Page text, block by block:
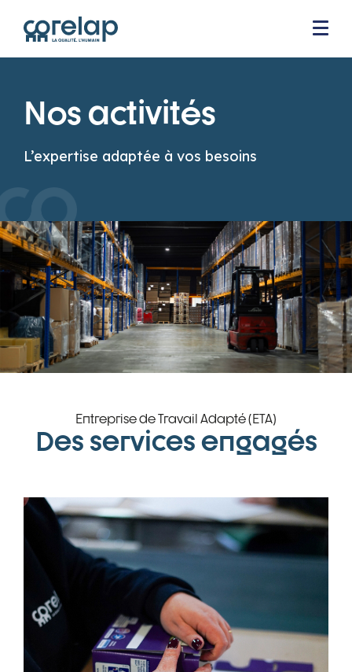
Nos activités
L’expertise adaptée à vos besoins
Entreprise de Travail Adapté (ETA)
Des services engagés